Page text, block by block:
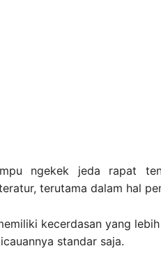
ngekek jeda rapat
terutama dalam hal
kecerdasan yang
standar saja.